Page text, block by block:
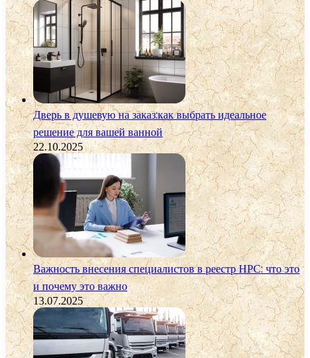
Дверь в душевую на заказ:как выбрать идеальное
решение для вашей ванной
22.10.2025
Важность внесения специалистов в реестр НРС: что это
и почему это важно
13.07.2025